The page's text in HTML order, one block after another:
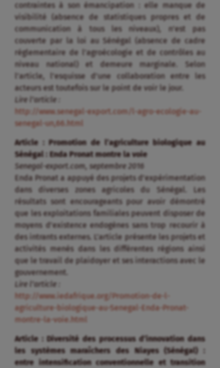
contraintes à son émancipation : elle manque de
visibilité (absence de statistiques propres et de
communication à tous les niveaux), n’est pas
couverte par la loi au Sénégal (absence de cadre
réglementaire de l’agroécologie et de contrôles au
niveau national) et demeure marginale. Selon
l’article, l’esquisse d’une collaboration entre les
acteurs est toutefois sur le point de voir le jour.
Lire l’article :
http://www.senegal-export.com/l-agro-ecologie-au-
senegal-un,66.html
Article : Promotion de l’agriculture biologique au
Sénégal : Enda Pronat montre la voie
Senegal-export.com, septembre 2016
Enda Pronat a appuyé des projets d’expérimentation
dans diverses zones agricoles du Sénégal. Les
résultats sont encourageants pour avoir démontré
que les exploitations familiales peuvent disposer de
moyens d’existence endogènes sans trop recourir à
des intrants externes. L’article présente les projets et
activités menés dans les différentes régions ainsi
que le travail de plaidoyer et ses interactions avec le
gouvernement.
Lire l’article :
http://www.iedafrique.org/Promotion-de-l-
agriculture-biologique-au-Senegal-Enda-Pronat-
montre-la-voie.html
Article : Diversité des processus d’innovation dans
les systèmes maraîchers des Niayes (Sénégal) :
entre intensification conventionnelle et transition